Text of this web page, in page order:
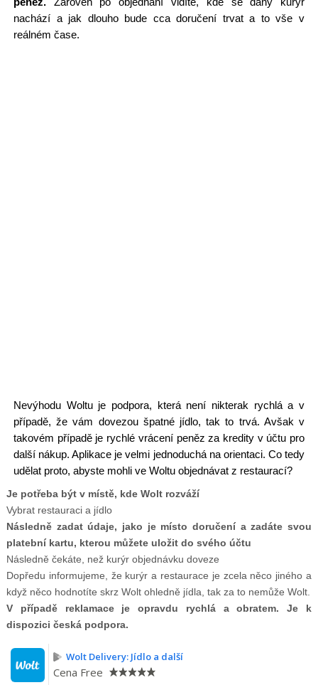
nachází a jak dlouho bude cca doručení trvat a to vše v
reálném čase.
Nevýhodu Woltu je podpora, která není nikterak rychlá a v
případě, že vám dovezou špatné jídlo, tak to trvá. Avšak v
takovém případě je rychlé vrácení peněz za kredity v účtu pro
další nákup. Aplikace je velmi jednoduchá na orientaci. Co tedy
udělat proto, abyste mohli ve Woltu objednávat z restaurací?
Je potřeba být v místě, kde Wolt rozváží
Vybrat restauraci a jídlo
Následně zadat údaje, jako je místo doručení a zadáte svou
platební kartu, kterou můžete uložit do svého účtu
Následně čekáte, než kurýr objednávku doveze
Dopředu informujeme, že kurýr a restaurace je zcela něco jiného a
když něco hodnotíte skrz Wolt ohledně jídla, tak za to nemůže Wolt.
V případě reklamace je opravdu rychlá a obratem. Je k
dispozici česká podpora.
Wolt Delivery: Jídlo a další
Cena Free